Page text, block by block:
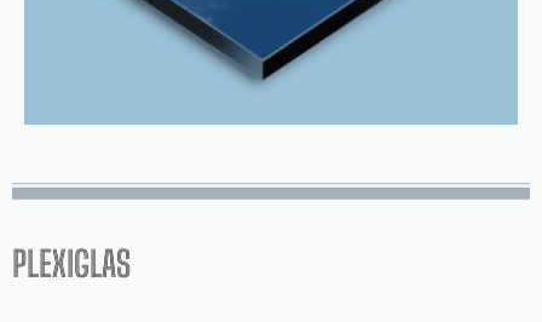
PLEXIGLAS